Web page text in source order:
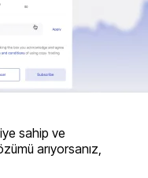
sahip ve
arıyorsanız,